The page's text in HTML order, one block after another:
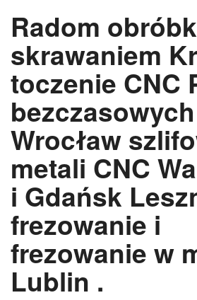
Radom
skrawaniem
toczenie CNC
bezczasowych
Wrocław
metali CNC
i Gdańsk
frezowanie i
frezowanie w
Lublin .